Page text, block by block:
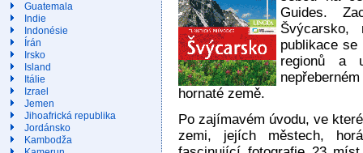
Guatemala
Indie
Indonésie
Írán
Irsko
Island
Itálie
Izrael
Jemen
Jihoafrická republika
Jordánsko
Kambodža
Guides.
publikace se
regionů a
hornaté země.
Po zajímavém úvodu, ve
zemi, jejích městech,